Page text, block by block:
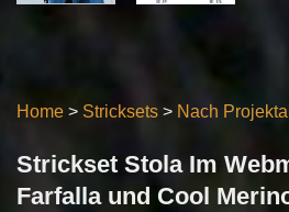
Home > Stricksets > Nach
Strickset Stola Im
Farfalla und Cool